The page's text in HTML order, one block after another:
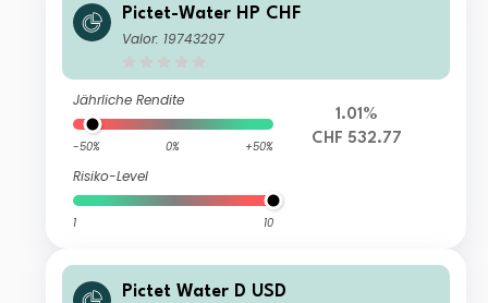
Pictet-Water HP CHF
Valor: 19743297
Jährliche Rendite
-50% 0% +50%
Risiko-Level
1 10
1.01%
CHF 532.77
Pictet Water D USD